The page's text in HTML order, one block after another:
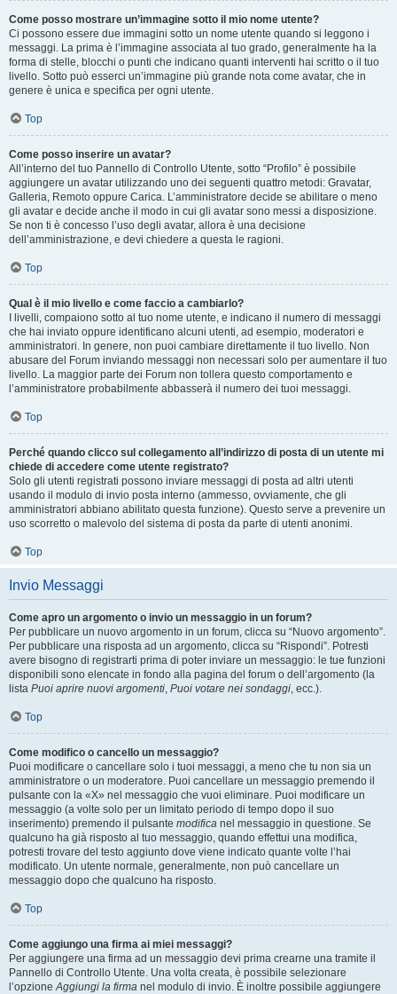
Come posso mostrare un’immagine sotto il mio nome utente?
Ci possono essere due immagini sotto un nome utente quando si leggono i
messaggi. La prima è l’immagine associata al tuo grado, generalmente ha la
forma di stelle, blocchi o punti che indicano quanti interventi hai scritto o il tuo
livello. Sotto può esserci un’immagine più grande nota come avatar, che in
genere è unica e specifica per ogni utente.
Top
Come posso inserire un avatar?
All’interno del tuo Pannello di Controllo Utente, sotto “Profilo” è possibile
aggiungere un avatar utilizzando uno dei seguenti quattro metodi: Gravatar,
Galleria, Remoto oppure Carica. L’amministratore decide se abilitare o meno
gli avatar e decide anche il modo in cui gli avatar sono messi a disposizione.
Se non ti è concesso l’uso degli avatar, allora è una decisione
dell’amministrazione, e devi chiedere a questa le ragioni.
Top
Qual è il mio livello e come faccio a cambiarlo?
I livelli, compaiono sotto al tuo nome utente, e indicano il numero di messaggi
che hai inviato oppure identificano alcuni utenti, ad esempio, moderatori e
amministratori. In genere, non puoi cambiare direttamente il tuo livello. Non
abusare del Forum inviando messaggi non necessari solo per aumentare il tuo
livello. La maggior parte dei Forum non tollera questo comportamento e
l’amministratore probabilmente abbasserà il numero dei tuoi messaggi.
Top
Perché quando clicco sul collegamento all’indirizzo di posta di un utente mi
chiede di accedere come utente registrato?
Solo gli utenti registrati possono inviare messaggi di posta ad altri utenti
usando il modulo di invio posta interno (ammesso, ovviamente, che gli
amministratori abbiano abilitato questa funzione). Questo serve a prevenire un
uso scorretto o malevolo del sistema di posta da parte di utenti anonimi.
Top
Invio Messaggi
Come apro un argomento o invio un messaggio in un forum?
Per pubblicare un nuovo argomento in un forum, clicca su “Nuovo argomento”.
Per pubblicare una risposta ad un argomento, clicca su “Rispondi”. Potresti
avere bisogno di registrarti prima di poter inviare un messaggio: le tue funzioni
disponibili sono elencate in fondo alla pagina del forum o dell’argomento (la
lista Puoi aprire nuovi argomenti, Puoi votare nei sondaggi, ecc.).
Top
Come modifico o cancello un messaggio?
Puoi modificare o cancellare solo i tuoi messaggi, a meno che tu non sia un
amministratore o un moderatore. Puoi cancellare un messaggio premendo il
pulsante con la «X» nel messaggio che vuoi eliminare. Puoi modificare un
messaggio (a volte solo per un limitato periodo di tempo dopo il suo
inserimento) premendo il pulsante modifica nel messaggio in questione. Se
qualcuno ha già risposto al tuo messaggio, quando effettui una modifica,
potresti trovare del testo aggiunto dove viene indicato quante volte l’hai
modificato. Un utente normale, generalmente, non può cancellare un
messaggio dopo che qualcuno ha risposto.
Top
Come aggiungo una firma ai miei messaggi?
Per aggiungere una firma ad un messaggio devi prima crearne una tramite il
Pannello di Controllo Utente. Una volta creata, è possibile selezionare
l’opzioneAggiungi la firma nel modulo di invio. È inoltre possibile aggiungere